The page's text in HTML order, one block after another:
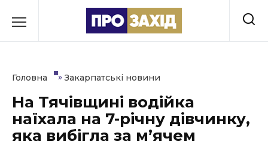
до
Культура
Освіта
Головна » Закарпатські новини
На Тячівщині водійка
наїхала на 7-річну дівчинку,
яка вибігла за мʼячем